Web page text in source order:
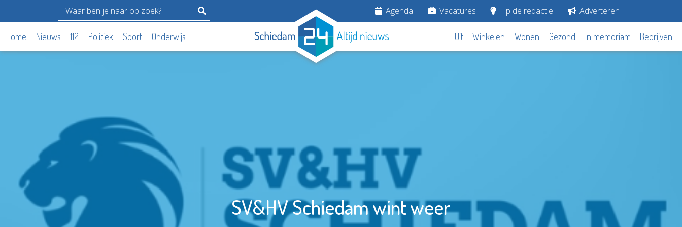
Agenda Vacatures Tip de redactie Adverteren
Home Nieuws 112 Politiek Sport Onderwijs Uit Winkelen Wonen Gezond In memoriam Bedrijven
SV&HV Schiedam wint weer